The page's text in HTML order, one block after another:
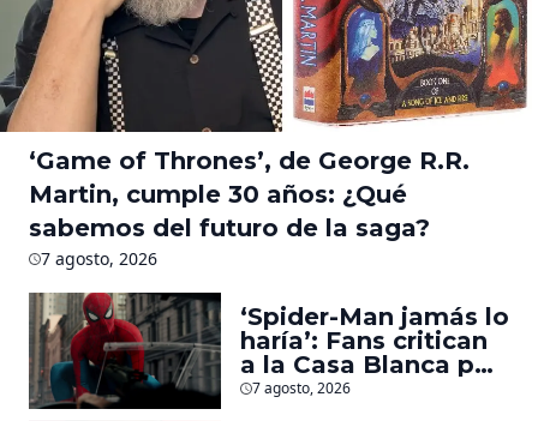
‘Game of Thrones’, de George R.R.
Martin, cumple 30 años: ¿Qué
sabemos del futuro de la saga?
7 agosto, 2026
‘Spider-Man jamás lo
haría’: Fans critican
a la Casa Blanca por
usar al héroe para
7 agosto, 2026